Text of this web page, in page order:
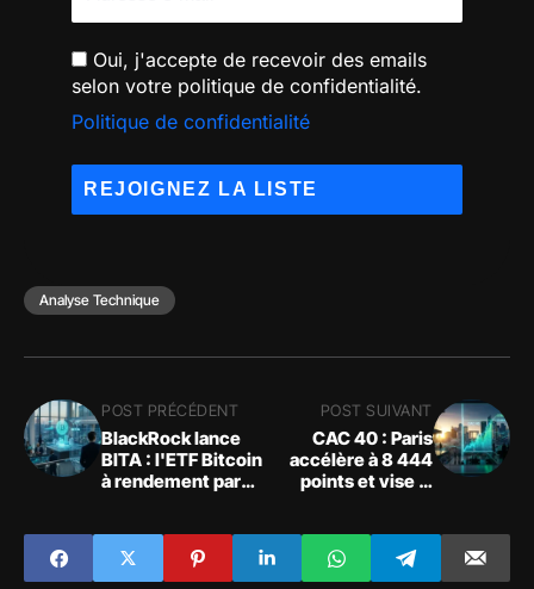
Oui, j'accepte de recevoir des emails
selon votre politique de confidentialité.
Politique de confidentialité
Analyse Technique
POST PRÉCÉDENT
BlackRock lance
BITA : l'ETF Bitcoin
à rendement par
POST SUIVANT
CAC 40 : Paris
accélère à 8 444
points et vise la